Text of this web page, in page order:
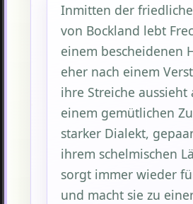
Inmitten der
von Bockland lebt
einem bescheidenen
eher nach einem
ihre Streiche aussieht
einem gemütlichen
starker Dialekt,
ihrem schelmischen
sorgt immer wieder
und macht sie zu